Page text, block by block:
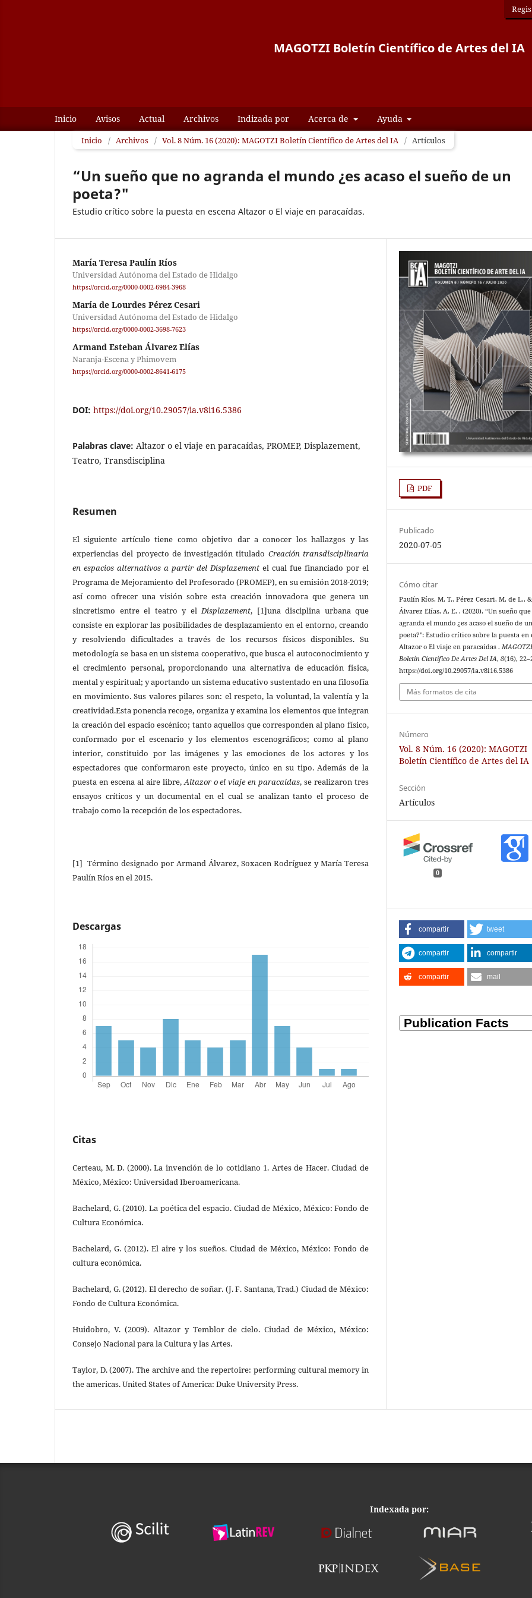
MAGOTZI Boletín Científico de Artes del IA
Inicio Avisos Actual Archivos Indizada por Acerca de Ayuda
Inicio / Archivos / Vol. 8 Núm. 16 (2020): MAGOTZI Boletín Científico de Artes del IA / Artículos
“Un sueño que no agranda el mundo ¿es acaso el sueño de un
poeta?"
Estudio crítico sobre la puesta en escena Altazor o El viaje en paracaídas.
María Teresa Paulín Ríos
Universidad Autónoma del Estado de Hidalgo
https://orcid.org/0000-0002-6984-3968
María de Lourdes Pérez Cesari
Universidad Autónoma del Estado de Hidalgo
https://orcid.org/0000-0002-3698-7623
Armand Esteban Álvarez Elías
Naranja-Escena y Phimovem
https://orcid.org/0000-0002-8641-6175
DOI: https://doi.org/10.29057/ia.v8i16.5386
Palabras clave: Altazor o el viaje en paracaídas, PROMEP, Displazement,
Teatro, Transdisciplina
Resumen
El siguiente artículo tiene como objetivo dar a conocer los hallazgos y las
experiencias del proyecto de investigación titulado Creación transdisciplinaria
en espacios alternativos a partir del Displazement el cual fue financiado por el
Programa de Mejoramiento del Profesorado (PROMEP), en su emisión 2018-2019;
así como ofrecer una visión sobre esta creación innovadora que genera un
sincretismo entre el teatro y elDisplazement, [1]una disciplina urbana que
consiste en explorar las posibilidades de desplazamiento en el entorno, creando
y resolviendo dificultades a través de los recursos físicos disponibles. Su
metodología se basa en un sistema cooperativo, que busca el autoconocimiento y
el crecimiento personal, proporcionando una alternativa de educación física,
mental y espiritual; y aportando un sistema educativo sustentado en una filosofía
en movimiento. Sus valores pilares son: el respeto, la voluntad, la valentía y la
creatividad.Esta ponencia recoge, organiza y examina los elementos que integran
la creación del espacio escénico; tanto aquellos que corresponden al plano físico,
conformado por el escenario y los elementos escenográficos; como al plano
interior, constituido por las imágenes y las emociones de los actores y los
espectadores que conformaron este proyecto, único en su tipo. Además de la
puesta en escena al aire libre,Altazor o el viaje en paracaídas, se realizaron tres
ensayos críticos y un documental en el cual se analizan tanto el proceso de
trabajo como la recepción de los espectadores.
[1] Término designado por Armand Álvarez, Soxacen Rodríguez y María Teresa
Paulín Ríos en el 2015.
Descargas
Citas
Certeau, M. D. (2000). La invención de lo cotidiano 1. Artes de Hacer. Ciudad de
México, México: Universidad Iberoamericana.
Bachelard, G. (2010). La poética del espacio. Ciudad de México, México: Fondo de
Cultura Económica.
Bachelard, G. (2012). El aire y los sueños. Ciudad de México, México: Fondo de
cultura económica.
Bachelard, G. (2012). El derecho de soñar. (J. F. Santana, Trad.) Ciudad de México:
Fondo de Cultura Económica.
Huidobro, V. (2009). Altazor y Temblor de cielo. Ciudad de México, México:
Consejo Nacional para la Cultura y las Artes.
Taylor, D. (2007). The archive and the repertoire: performing cultural memory in
the americas. United States of America: Duke University Press.
PDF
Publicado
2020-07-05
Cómo citar
Paulín Ríos, M. T., Pérez Cesari, M. de L., &
Álvarez Elías, A. E. . (2020). “Un sueño
agranda el mundo ¿es acaso el sueño de un
poeta?": Estudio crítico sobre la puesta en
Altazor o El viaje en paracaídas .
Boletín Científico De Artes Del IA,8(16),
https://doi.org/10.29057/ia.v8i16.5386
Más formatos de cita
Número
Vol. 8 Núm. 16 (2020): MAGOTZI
Boletín Científico de Artes del IA
Sección
Artículos
0
compartir tweet
compartir compartir
compartir mail
Indexada por: